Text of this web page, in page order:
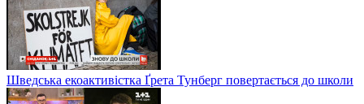
Шведська екоактивістка Ґрета Тунберг повертається до школи